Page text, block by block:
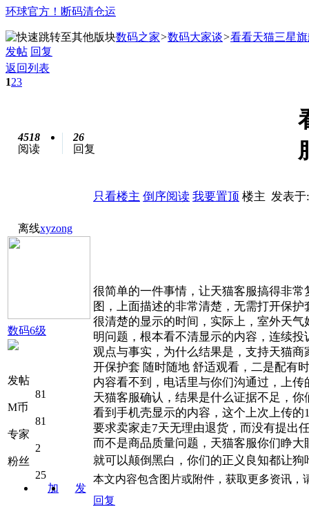
环球官方！断码清仓运
数码之家>数码大家谈>看看天猫三星
发帖 回复
返回列表
123
4518
阅读
26
回复
离线xyzong
数码6级
发帖
81
M币
81
专家
2
粉丝
25
加
发
只看楼主 倒序阅读 我要置顶 楼主 发表于
很简单的一件事情，让天猫客服搞得非常
图，上面描述的非常清楚，无需打开保护
很清楚的显示的时间，实际上，室外天
明问题，根本看不清显示的内容，连续投
观点与事实，为什么结果是，支持天猫
开保护套 随时随地 舒适观看，二是配有
内容看不到，电话里与你们沟通过，上
天猫客服确认，结果是什么证据不足，
看到手机壳显示的内容，这个上次上传的
要求卖家走7天无理由退货，而没有提出
而不是商品质量问题，天猫客服你们睁
就可以颠倒黑白，你们的正义良知都让狗
本文内容包含图片或附件，获取更多资讯，
回复